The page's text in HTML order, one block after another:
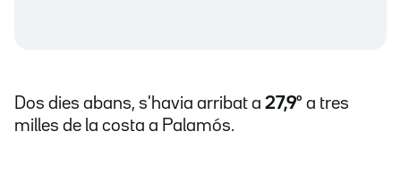
Dos dies abans, s'havia arribat a 27,9º a tres
milles de la costa a Palamós.